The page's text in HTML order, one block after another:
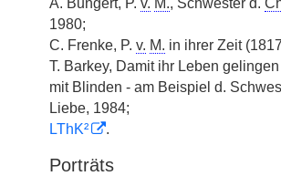
A. Bungert, P. v. M., Schwester d.
1980;
C. Frenke, P. v. M. in ihrer Zeit
T. Barkey, Damit ihr Leben
mit Blinden - am Beispiel d.
Liebe, 1984;
LThK²
.
Porträts